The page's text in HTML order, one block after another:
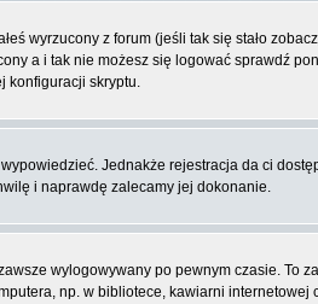
wyrzucony z forum (jeśli tak się stało
a i tak nie możesz się logować sprawdź
konfiguracji skryptu.
Jednakże rejestracja da ci
i naprawdę zalecamy jej dokonanie.
wylogowywany po pewnym czasie. To
np. w bibliotece, kawiarni internetowej